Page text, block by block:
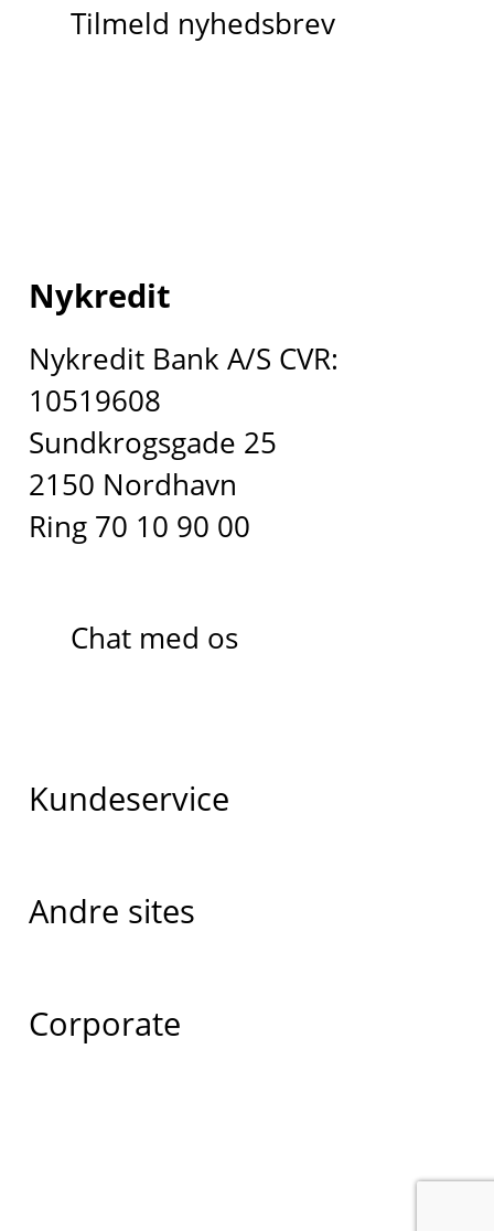
Tilmeld nyhedsbrev
Nykredit
Nykredit Bank A/S CVR:
10519608
Sundkrogsgade 25
2150 Nordhavn
Ring 70 10 90 00
Chat med os
Kundeservice
Andre sites
Corporate